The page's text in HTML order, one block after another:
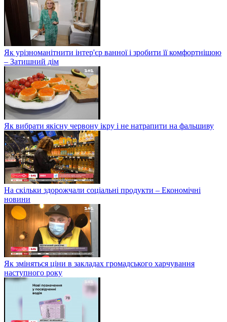
Як урізноманітнити інтер'єр ванної і зробити її комфортнішою
– Затишний дім
Як вибрати якісну червону ікру і не натрапити на фальшиву
На скільки здорожчали соціальні продукти – Економічні
новини
Як зміняться ціни в закладах громадського харчування
наступного року